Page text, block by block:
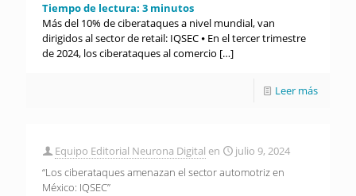
Tiempo de lectura: 3 minutos
Más del 10% de ciberataques a nivel mundial, van
dirigidos al sector de retail: IQSEC ⦁ En el tercer trimestre
de 2024, los ciberataques al comercio […]
Leer más
Equipo Editorial Neurona Digital en
julio 9, 2024
“Los ciberataques amenazan el sector automotriz en
México: IQSEC”